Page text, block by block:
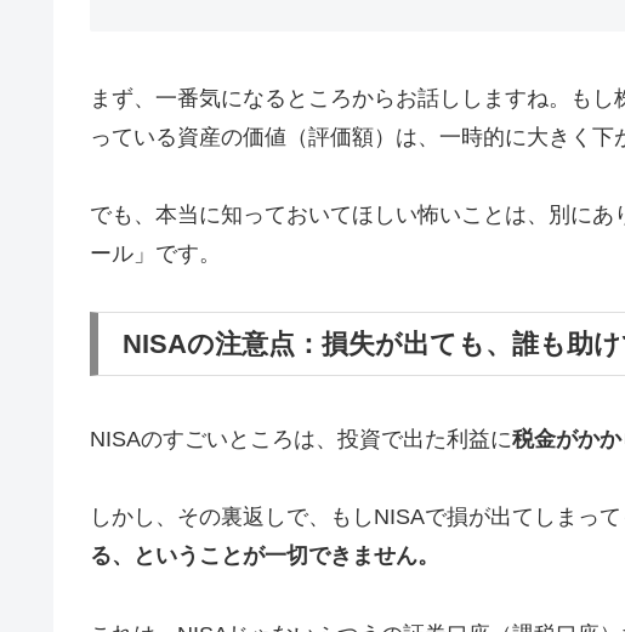
まず、一番気になるところからお話ししますね。も
っている資産の価値（評価額）は、一時的に大きく下
でも、本当に知っておいてほしい怖いことは、別に
ール」です。
NISAの注意点：損失が出ても、誰も助
NISAのすごいところは、投資で出た利益に税金がかか
しかし、その裏返しで、もしNISAで損が出てしまって
る、ということが一切できません。